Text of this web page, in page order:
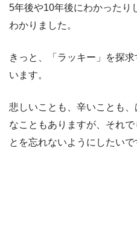
5年後や10年後にわかったり
わかりました。
きっと、「ラッキー」を探
います。
悲しいことも、辛いことも
なこともありますが、それ
とを忘れないようにしたいで